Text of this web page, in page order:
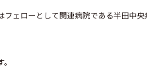
ェローとして関連病院である半田中